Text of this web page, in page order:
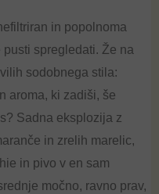
in popolnoma
pusti spregledati. Že na
sodobnega stila:
aroma, ki zadiši, še
Sadna eksplozija z
in zrelih marelic,
in pivo v en sam
močno, ravno prav,